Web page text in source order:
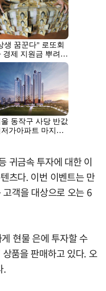
귀금속 투자에 대한 이
츠다. 이번 이벤트는 만
객을 대상으로 오는 6
현물 은에 투자할 수
품을 판매하고 있다. 오
.